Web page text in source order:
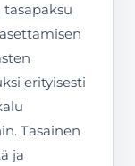
erityisesti
Tasainen
ja